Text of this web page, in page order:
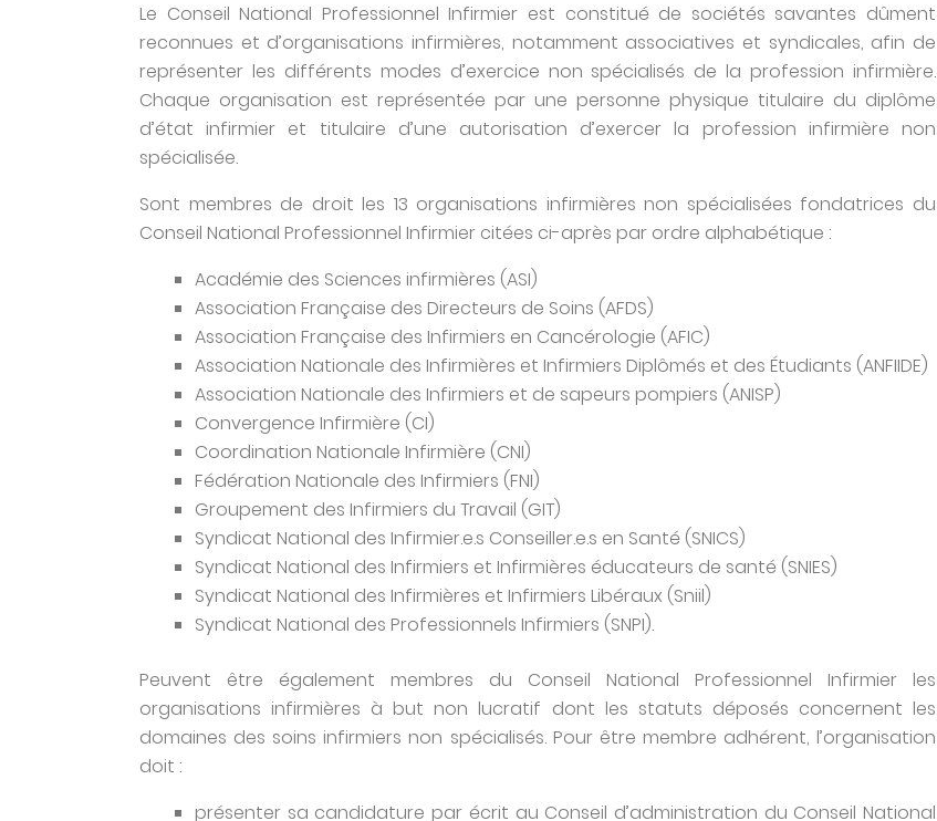
Le Conseil National Professionnel Infirmier est constitué de sociétés savantes dûment
reconnues et d’organisations infirmières, notamment associatives et syndicales, afin de
représenter les différents modes d’exercice non spécialisés de la profession infirmière.
Chaque organisation est représentée par une personne physique titulaire du diplôme
d’état infirmier et titulaire d’une autorisation d’exercer la profession infirmière non
spécialisée.
Sont membres de droit les 13 organisations infirmières non spécialisées fondatrices du
Conseil National Professionnel Infirmier citées ci-après par ordre alphabétique :
Académie des Sciences infirmières (ASI)
Association Française des Directeurs de Soins (AFDS)
Association Française des Infirmiers en Cancérologie (AFIC)
Association Nationale des Infirmières et Infirmiers Diplômés et des Étudiants (ANFIIDE)
Association Nationale des Infirmiers et de sapeurs pompiers (ANISP)
Convergence Infirmière (CI)
Coordination Nationale Infirmière (CNI)
Fédération Nationale des Infirmiers (FNI)
Groupement des Infirmiers du Travail (GIT)
Syndicat National des Infirmier.e.s Conseiller.e.s en Santé (SNICS)
Syndicat National des Infirmiers et Infirmières éducateurs de santé (SNIES)
Syndicat National des Infirmières et Infirmiers Libéraux (Sniil)
Syndicat National des Professionnels Infirmiers (SNPI).
Peuvent être également membres du Conseil National Professionnel Infirmier les
organisations infirmières à but non lucratif dont les statuts déposés concernent les
domaines des soins infirmiers non spécialisés. Pour être membre adhérent, l’organisation
doit :
présenter sa candidature par écrit au Conseil d’administration du Conseil National